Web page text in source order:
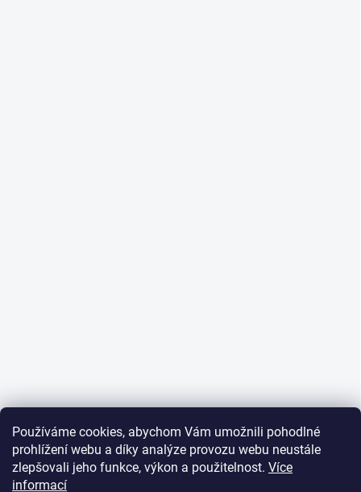
Používáme cookies, abychom Vám umožnili pohodlné
prohlížení webu a díky analýze provozu webu neustále
zlepšovali jeho funkce, výkon a použitelnost. Více
informací